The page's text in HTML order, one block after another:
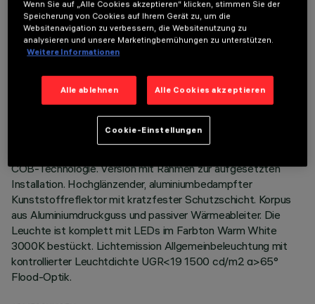
TECHNISCHE DATEN
LETZTES UPDATE: 07.08.2026
COB-Technologie. Version mit Rahmen zur aufgesetzten
Installation. Hochglänzender, aluminiumbedampfter
Kunststoffreflektor mit kratzfester Schutzschicht. Korpus
aus Aluminiumdruckguss und passiver Wärmeableiter. Die
Leuchte ist komplett mit LEDs im Farbton Warm White
3000K bestückt. Lichtemission Allgemeinbeleuchtung mit
kontrollierter Leuchtdichte UGR<19 1500 cd/m2 α>65°
Flood-Optik.
Wenn Sie auf „Alle Cookies akzeptieren“ klicken, stimmen Sie der
Speicherung von Cookies auf Ihrem Gerät zu, um die
Websitenavigation zu verbessern, die Websitenutzung zu
analysieren und unsere Marketingbemühungen zu unterstützen.
Weitere Informationen
Alle ablehnen Alle Cookies akzeptieren
Cookie-Einstellungen